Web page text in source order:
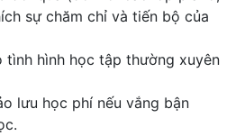
sự chăm chỉ và tiến bộ của
tình hình học tập thường xuyên
lưu học phí nếu vắng bận